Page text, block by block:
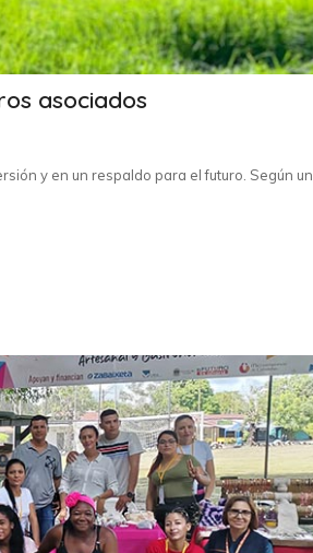
asociados
y en un respaldo para el futuro. Según un